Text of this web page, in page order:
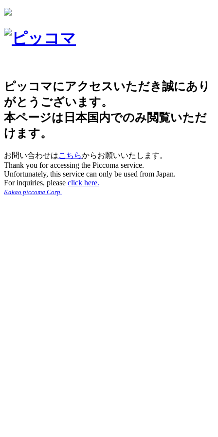
ピッコマにアクセスいただき誠にあり
がとうございます。
本ページは日本国内でのみ閲覧いただ
けます。
お問い合わせはこちらからお願いいたします。
Thank you for accessing the Piccoma service.
Unfortunately, this service can only be used from Japan.
For inquiries, please click here.
Kakao piccoma Corp.